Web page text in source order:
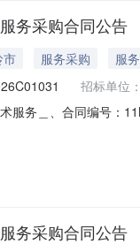
务采购合同公告
市 服务采购
服务
招标单位
服务＿、合同编号：
方）：台州市污染防
务采购合同公告